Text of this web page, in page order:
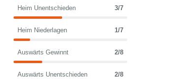
Heim Unentschieden 3/7
Heim Niederlagen 1/7
Auswärts Gewinnt 2/8
Auswärts Unentschieden 2/8